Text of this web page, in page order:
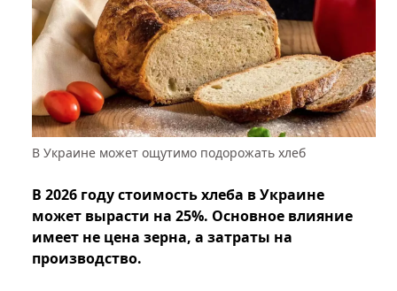
В Украине может ощутимо подорожать хлеб
В 2026 году стоимость хлеба в Украине
может вырасти на 25%. Основное влияние
имеет не цена зерна, а затраты на
производство.